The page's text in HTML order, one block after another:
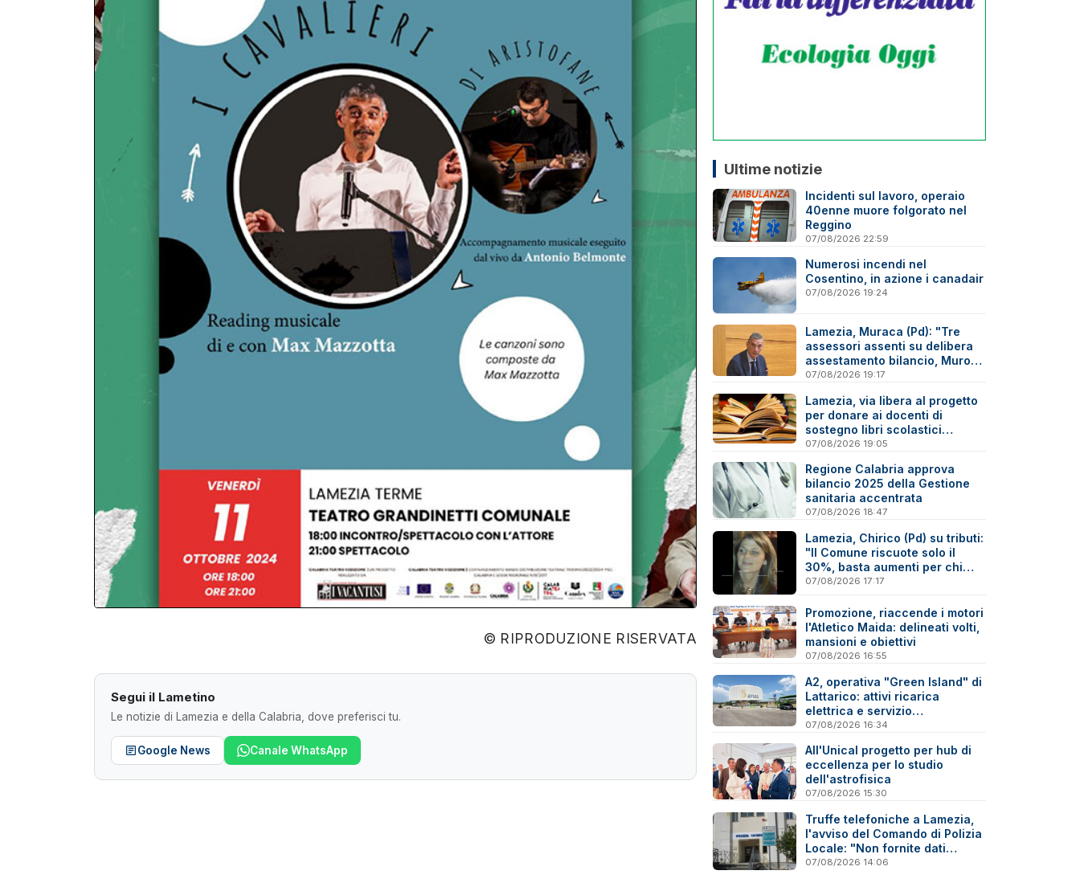
© RIPRODUZIONE RISERVATA
Segui il Lametino
Le notizie di Lamezia e della Calabria, dove preferisci tu.
Google News Canale WhatsApp
Ultime notizie
Incidenti sul lavoro, operaio
40enne muore folgorato nel
Reggino
07/08/2026 22:59
Numerosi incendi nel
Cosentino, in azione i canadair
07/08/2026 19:24
Lamezia, Muraca (Pd): "Tre
assessori assenti su delibera
assestamento bilancio, Murone
in difficoltà"
07/08/2026 19:17
Lamezia, via libera al progetto
per donare ai docenti di
sostegno libri scolastici
destinati al macero
07/08/2026 19:05
Regione Calabria approva
bilancio 2025 della Gestione
sanitaria accentrata
07/08/2026 18:47
Lamezia, Chirico (Pd) su tributi:
"Il Comune riscuote solo il
30%, basta aumenti per chi
paga"
07/08/2026 17:17
Promozione, riaccende i motori
l'Atletico Maida: delineati volti,
mansioni e obiettivi
07/08/2026 16:55
A2, operativa "Green Island" di
Lattarico: attivi ricarica
elettrica e servizio
sperimentale di soccorso
07/08/2026 16:34
All'Unical progetto per hub di
eccellenza per lo studio
dell'astrofisica
07/08/2026 15:30
Truffe telefoniche a Lamezia,
l'avviso del Comando di Polizia
Locale: "Non fornite dati
personali"
07/08/2026 14:06